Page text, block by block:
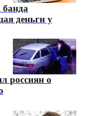
банда
деньги у
россиян о